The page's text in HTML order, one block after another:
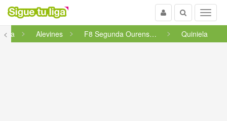
Menu
Buscar
Usuario
<
Alevines F8 Segunda Ourense - Grupo 42 Quiniela